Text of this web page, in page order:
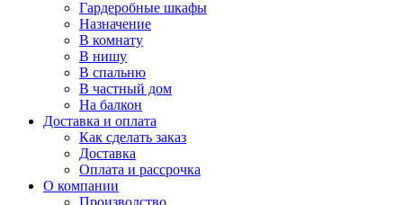
Гардеробные шкафы
Назначение
В комнату
В нишу
В спальню
В частный дом
На балкон
Доставка и оплата
Как сделать заказ
Доставка
Оплата и рассрочка
О компании
Производство